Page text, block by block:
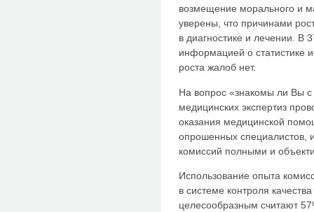
возмещение морального и
уверены, что причинами
в диагностике и лечении. В
информацией о статистике
роста жалоб нет.
На вопрос «знакомы ли Вы
медицинских экспертиз
оказания медицинской
опрошенных специалистов,
комиссий полными и
Использование опыта
в системе контроля
целесообразным считают